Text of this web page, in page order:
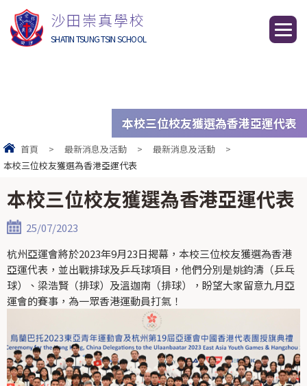
沙田崇真學校
SHATIN TSUNG TSIN SCHOOL
本校三位校友獲選為香港亞運代表
首頁 > 最新消息及活動 > 最新消息及活動
>
本校三位校友獲選為香港亞運代表
本校三位校友獲選為香港亞運代表
25/07/2023
杭州亞運會將於2023年9月23日揭幕，本校三位校友獲選為香港
亞運代表，並出戰排球及乒乓球項目，他們分別是姚鈞濤（乒乓
球）、梁浩賢（排球）及溫迦南（排球），盼望大家留意九月亞
運會的賽事，為一眾香港運動員打氣！